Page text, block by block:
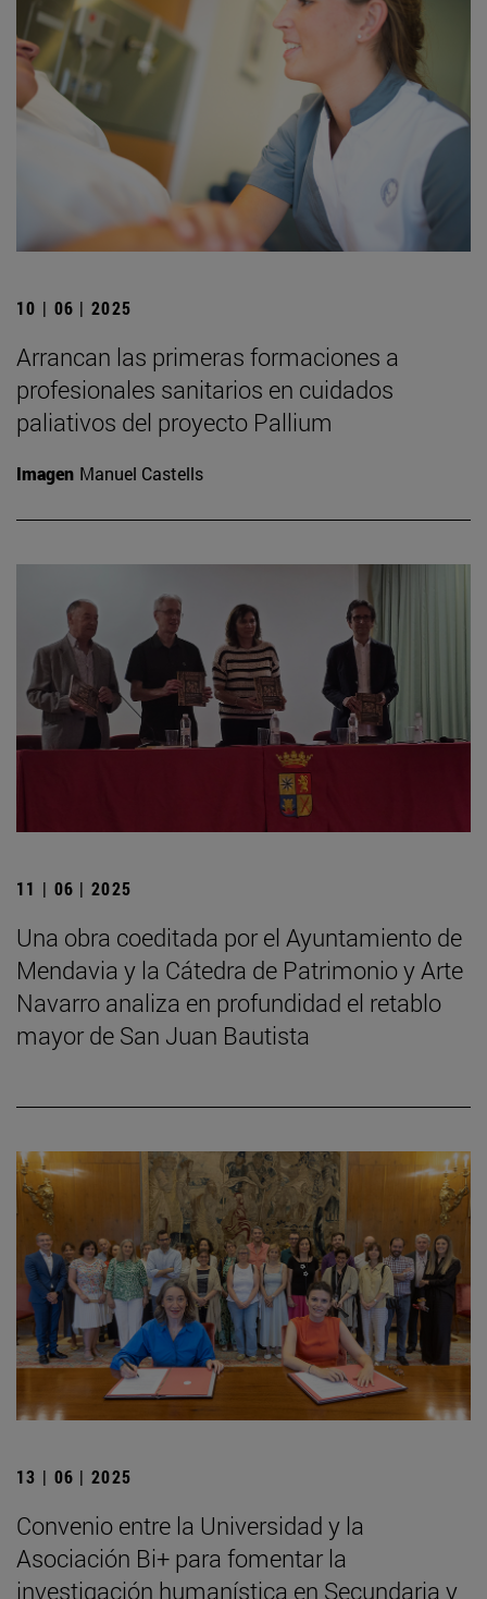
10 | 06 | 2025
Arrancan las primeras formaciones a
profesionales sanitarios en cuidados
paliativos del proyecto Pallium
Imagen Manuel Castells
11 | 06 | 2025
Una obra coeditada por el Ayuntamiento de
Mendavia y la Cátedra de Patrimonio y Arte
Navarro analiza en profundidad el retablo
mayor de San Juan Bautista
13 | 06 | 2025
Convenio entre la Universidad y la
Asociación Bi+ para fomentar la
investigación humanística en Secundaria y